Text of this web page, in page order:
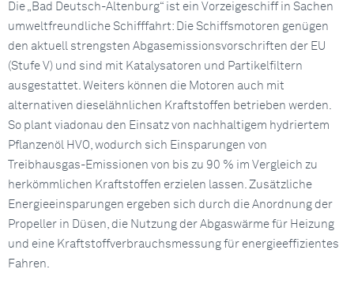
Die „Bad Deutsch-Altenburg“ ist ein Vorzeigeschiff in Sachen
umweltfreundliche Schifffahrt: Die Schiffsmotoren genügen
den aktuell strengsten Abgasemissionsvorschriften der EU
(Stufe V) und sind mit Katalysatoren und Partikelfiltern
ausgestattet. Weiters können die Motoren auch mit
alternativen dieselähnlichen Kraftstoffen betrieben werden.
So plant viadonau den Einsatz von nachhaltigem hydriertem
Pflanzenöl HVO, wodurch sich Einsparungen von
Treibhausgas-Emissionen von bis zu 90 % im Vergleich zu
herkömmlichen Kraftstoffen erzielen lassen. Zusätzliche
Energieeinsparungen ergeben sich durch die Anordnung der
Propeller in Düsen, die Nutzung der Abgaswärme für Heizung
und eine Kraftstoffverbrauchsmessung für energieeffizientes
Fahren.